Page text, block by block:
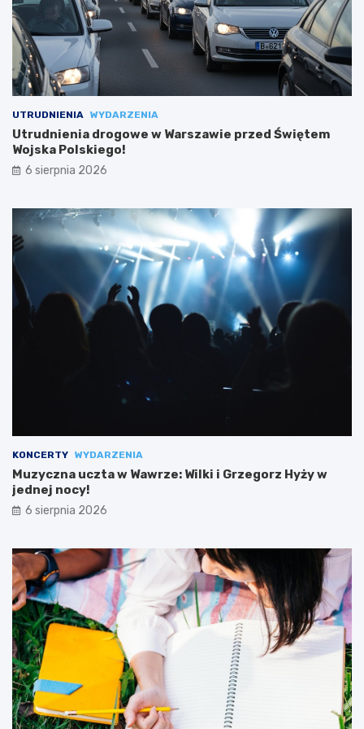
UTRUDNIENIA WYDARZENIA
Utrudnienia drogowe w Warszawie przed Świętem
Wojska Polskiego!
6 sierpnia 2026
KONCERTY WYDARZENIA
Muzyczna uczta w Wawrze: Wilki i Grzegorz Hyży w
jednej nocy!
6 sierpnia 2026